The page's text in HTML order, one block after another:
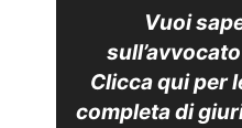
Vuoi
sull’
Clicca qui per
completadi